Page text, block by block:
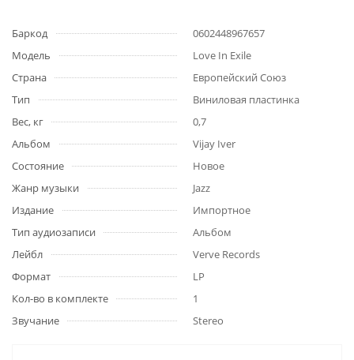
Баркод
0602448967657
Модель
Love In Exile
Страна
Европейский Союз
Тип
Виниловая пластинка
Вес, кг
0,7
Альбом
Vijay Iver
Состояние
Новое
Жанр музыки
Jazz
Издание
Импортное
Тип аудиозаписи
Альбом
Лейбл
Verve Records
Формат
LP
Кол-во в комплекте
1
Звучание
Stereo